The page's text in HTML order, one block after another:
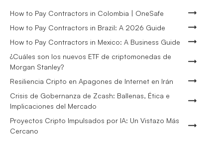
How to Pay Contractors in Colombia | OneSafe
How to Pay Contractors in Brazil: A 2026 Guide
How to Pay Contractors in Mexico: A Business Guide
¿Cuáles son los nuevos ETF de criptomonedas de
Morgan Stanley?
Resiliencia Cripto en Apagones de Internet en Irán
Crisis de Gobernanza de Zcash: Ballenas, Ética e
Implicaciones del Mercado
Proyectos Cripto Impulsados por IA: Un Vistazo Más
Cercano